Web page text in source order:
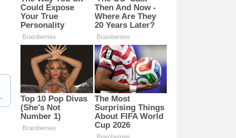
Dan Rintangan